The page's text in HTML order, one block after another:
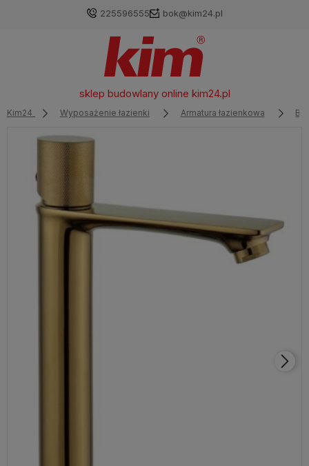
225596555 bok@kim24.pl
sklep budowlany online kim24.pl
Kim24 Wyposażenie łazienki Armatura łazienkowa